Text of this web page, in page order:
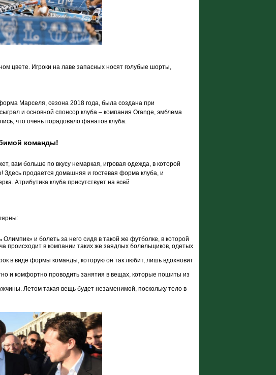
цвете. Игроки на лаве запасных носят голубые шорты,
Марселя, сезона 2018 года, была создана при
и основной спонсор клуба – компания Orange, эмблема
что очень порадовало фанатов клуба.
команды!
вам больше по вкусу немаркая, игровая одежда, в которой
продается домашняя и гостевая форма клуба, и
Атрибутика клуба присутствует на всей
и болеть за него сидя в такой же футболке, в которой
происходит в компании таких же заядлых болельщиков, одетых
в виде формы команды, которую он так любит, лишь вдохновит
и комфортно проводить занятия в вещах, которые пошиты из
Летом такая вещь будет незаменимой, поскольку тело в